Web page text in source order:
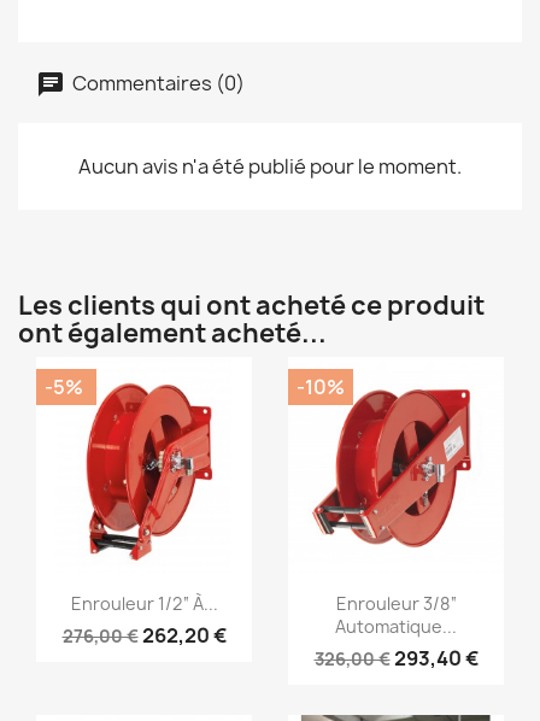
Commentaires (0)
Aucun avis n'a été publié pour le moment.
Les clients qui ont acheté ce produit
ont également acheté...
Aperçu rapide
Enrouleur 1/2“ À...
276,00 €262,20 €
-5%
Aperçu rapide
Enrouleur 3/8“
Automatique...
326,00 €293,40 €
-10%